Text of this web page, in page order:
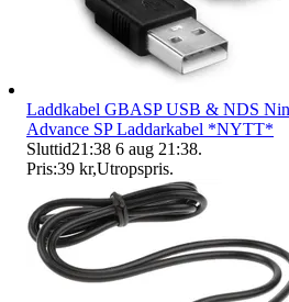
Laddkabel GBASP USB & NDS
Advance SP Laddarkabel *NYTT*
Sluttid21:38 6 aug 21:38.
Pris:39 kr,Utropspris.